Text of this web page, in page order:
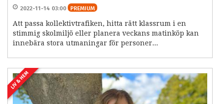
2022-11-14 03:00 PREMIUM
Att passa kollektivtrafiken, hitta rätt klassrum i en
stimmig skolmiljö eller planera veckans matinköp kan
innebära stora utmaningar för personer...
LIV & HEM